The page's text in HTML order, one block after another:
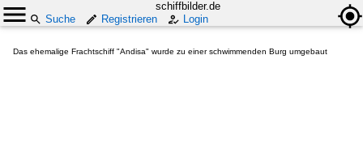
schiffbilder.de
Suche
Registrieren Login
Das ehemalige Frachtschiff "Andisa" wurde zu einer schwimmenden Burg umgebaut